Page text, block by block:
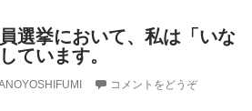
選挙において、私は「いな
ています。
コメントをどうぞ